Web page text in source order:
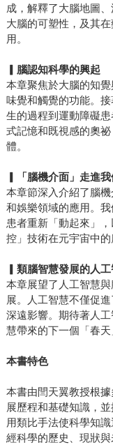
成，解釋了大腦地圖
大腦的可塑性，及其
用。
腦認知科學的興起
本章聚焦於大腦的知
味覺和觸覺的功能。
生的過程到運動障礙
式記憶和既視感的奧
體。
「腦機介面」走進
本章節深入介紹了腦
和娛樂領域的應用。
患者重新「動起來」
控」技術在元宇宙中的
類腦智慧發展的人
本章展望了人工智慧
展。人工智慧不僅促
深遠影響。期待著人
慧帶來的下一個「春天
本書特色
本書由閆天翼教授根
展歷程和基礎知識，
用類比手法使科學知
經科學的歷史、現狀